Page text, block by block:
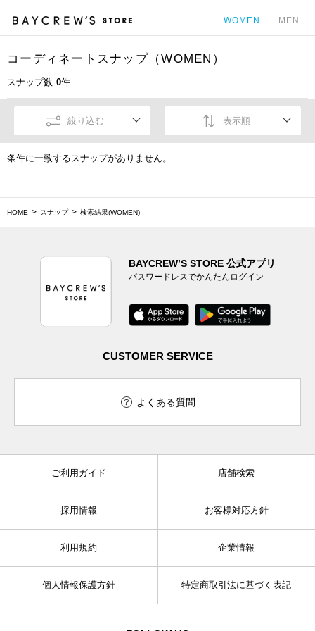
WOMEN MEN
コーディネートスナップ（WOMEN）
スナップ数 0件
絞り込む 表示順
条件に一致するスナップがありません。
HOME スナップ 検索結果(WOMEN)
BAYCREW’S STORE 公式アプリ
パスワードレスでかんたんログイン
CUSTOMER SERVICE
よくある質問
ご利用ガイド 店舗検索
採用情報 お客様対応方針
利用規約 企業情報
個人情報保護方針 特定商取引法に基づく表記